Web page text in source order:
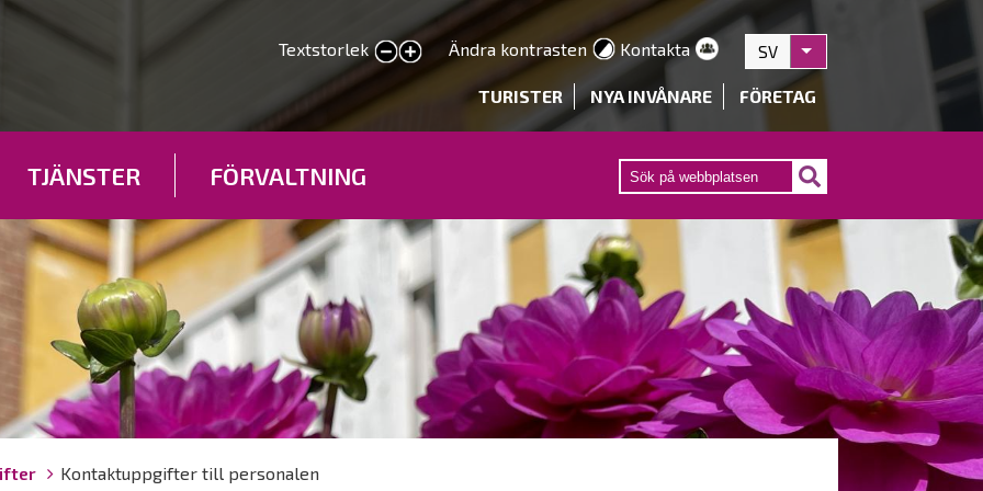
huvudinnehåll
Textstorlek
smaller text
larger text Ändra kontrasten Kontakta SV Visa fler åtgärder
TURISTER NYA INVÅNARE FÖRETAG
TJÄNSTER FÖRVALTNING
Kontaktuppgifter till personalen